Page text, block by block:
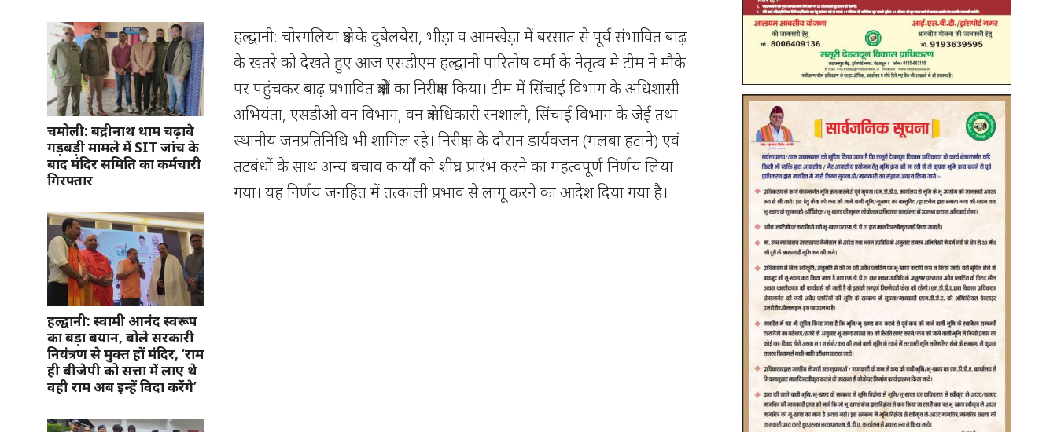
चमोली: बद्रीनाथ धाम चढ़ावे
गड़बड़ी मामले में SIT जांच के
बाद मंदिर समिति का कर्मचारी
गिरफ्तार
हल्द्वानी: स्वामी आनंद स्वरूप
का बड़ा बयान, बोले सरकारी
नियंत्रण से मुक्त हों मंदिर, ‘राम
ही बीजेपी को सत्ता में लाए थे
वही राम अब इन्हें विदा करेंगे’
हल्द्वानी: चोरगलिया क्षेत्र के दुबेलबेरा, भीड़ा व आमखेड़ा में बरसात से पूर्व संभावित बाढ़
के खतरे को देखते हुए आज एसडीएम हल्द्वानी पारितोष वर्मा के नेतृत्व मे टीम ने मौके
पर पहुंचकर बाढ़ प्रभावित क्षेत्रों का निरीक्षण किया। टीम में सिंचाई विभाग के अधिशासी
अभियंता, एसडीओ वन विभाग, वन क्षेत्राधिकारी रनशाली, सिंचाई विभाग के जेई तथा
स्थानीय जनप्रतिनिधि भी शामिल रहे। निरीक्षण के दौरान डार्यवजन (मलबा हटाने) एवं
तटबंधों के साथ अन्य बचाव कार्यों को शीघ्र प्रारंभ करने का महत्वपूर्ण निर्णय लिया
गया। यह निर्णय जनहित में तत्काली प्रभाव से लागू करने का आदेश दिया गया है।